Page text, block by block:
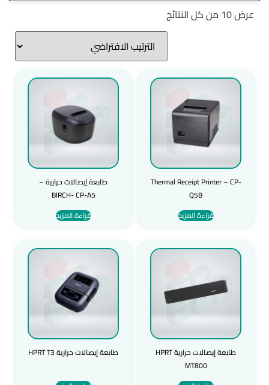
عرض ⁦10⁩ من كل النتائج
Thermal Receipt Printer – CP-
Q5B
قراءة المزيد
طابعة إيصالات حرارية –
BIRCH- CP-A5
قراءة المزيد
طابعة إيصالات حرارية HPRT
MT800
طابعة إيصالات حرارية HPRT T3